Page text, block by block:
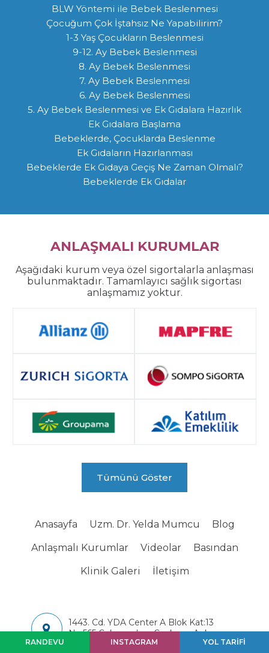
BLW Yöntemi ile Bebek Beslenmesi
Çocuğum Çok İştahsız Ne Yapabilirim?
1-3 Yaş Çocukların Beslenmesi
9-12. Ay Bebek Beslenmesi
8. Ay Bebek Beslenmesi
7. Ay Bebek Beslenmesi
6. Ay Bebek Beslenmesi
5. Ay Bebek Beslenmesi ve Ek Gıdalara Hazırlık
Ek Gıdalara Başlama
Bebeklerde, Çocuklarda Beslenme
Ek Gıdaların Hazırlanması
Bebeklerde Ek Gıdaya Geçiş Ne Zaman Olmalı?
Bebeklerde Ek Gıdalar
ANLAŞMALI KURUMLAR
Aşağıdaki kurum veya özel sigortalarla anlaşması
bulunmaktadır. Tamamlayıcı sağlık sigortası
anlaşmamız yoktur.
Tümünü Göster
Anasayfa Uzm. Dr. Yelda Mumcu Blog
Anlaşmalı Kurumlar Videolar Basından
Klinik Galeri İletişim
1443. Cd. YDA Center A Blok Kat:13
No:565 Çukurambar, Çankaya, Ankara
RANDEVU INSTAGRAM YOL TARİFİ